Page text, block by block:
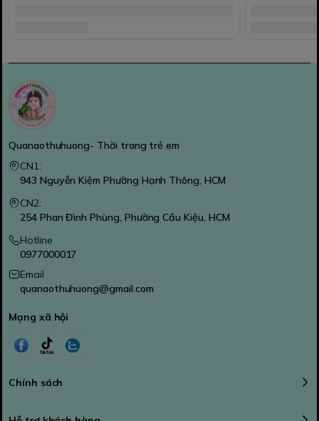
Quanaothuhuong- Thời trang trẻ em
CN1:
943 Nguyễn Kiệm Phường Hạnh Thông, HCM
CN2:
254 Phan Đình Phùng, Phường Cầu Kiệu, HCM
Hotline
0977000017
Email
quanaothuhuong@gmail.com
Mạng xã hội
Chính sách